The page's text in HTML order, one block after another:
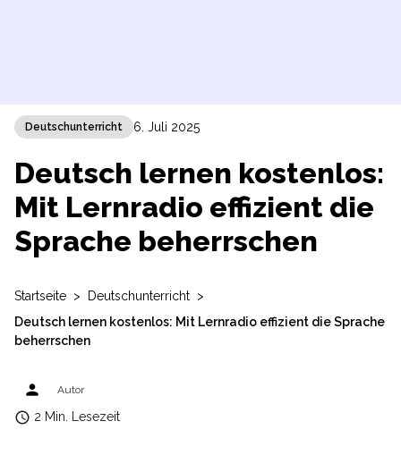
Deutschunterricht 6. Juli 2025
Deutsch lernen kostenlos:
Mit Lernradio effizient die
Sprache beherrschen
Startseite > Deutschunterricht >
Deutsch lernen kostenlos: Mit Lernradio effizient die Sprache
beherrschen
person Autor
access_time 2 Min. Lesezeit